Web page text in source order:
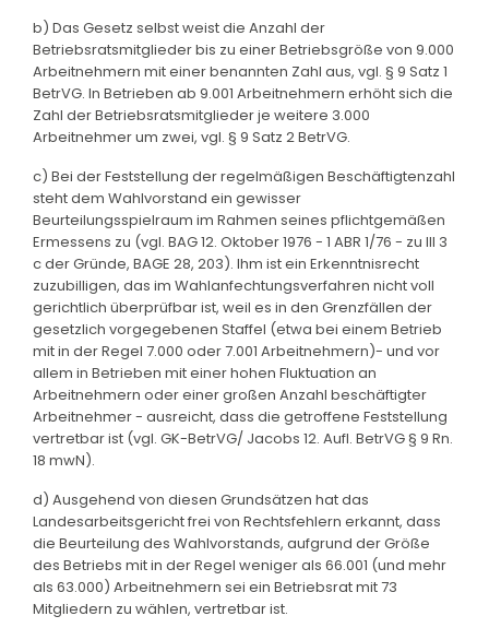
b) Das Gesetz selbst weist die Anzahl der
Betriebsratsmitglieder bis zu einer Betriebsgröße von 9.000
Arbeitnehmern mit einer benannten Zahl aus, vgl. § 9 Satz 1
BetrVG. In Betrieben ab 9.001 Arbeitnehmern erhöht sich die
Zahl der Betriebsratsmitglieder je weitere 3.000
Arbeitnehmer um zwei, vgl. § 9 Satz 2 BetrVG.
c) Bei der Feststellung der regelmäßigen Beschäftigtenzahl
steht dem Wahlvorstand ein gewisser
Beurteilungsspielraum im Rahmen seines pflichtgemäßen
Ermessens zu (vgl. BAG 12. Oktober 1976 - 1 ABR 1/76 - zu III 3
c der Gründe, BAGE 28, 203). Ihm ist ein Erkenntnisrecht
zuzubilligen, das im Wahlanfechtungsverfahren nicht voll
gerichtlich überprüfbar ist, weil es in den Grenzfällen der
gesetzlich vorgegebenen Staffel (etwa bei einem Betrieb
mit in der Regel 7.000 oder 7.001 Arbeitnehmern)- und vor
allem in Betrieben mit einer hohen Fluktuation an
Arbeitnehmern oder einer großen Anzahl beschäftigter
Arbeitnehmer - ausreicht, dass die getroffene Feststellung
vertretbar ist (vgl. GK-BetrVG/ Jacobs 12. Aufl. BetrVG § 9 Rn.
18 mwN).
d) Ausgehend von diesen Grundsätzen hat das
Landesarbeitsgericht frei von Rechtsfehlern erkannt, dass
die Beurteilung des Wahlvorstands, aufgrund der Größe
des Betriebs mit in der Regel weniger als 66.001 (und mehr
als 63.000) Arbeitnehmern sei ein Betriebsrat mit 73
Mitgliedern zu wählen, vertretbar ist.